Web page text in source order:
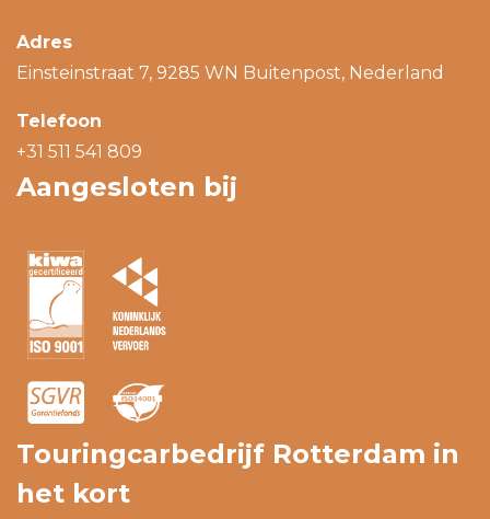
Adres
Einsteinstraat 7, 9285 WN Buitenpost, Nederland
Telefoon
+31 511 541 809
Aangesloten bij
Touringcarbedrijf Rotterdam in
het kort